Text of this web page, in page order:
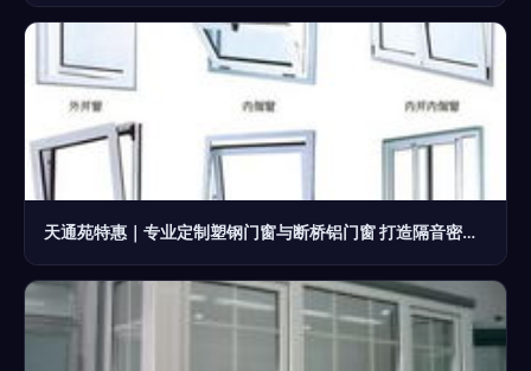
天通苑特惠｜专业定制塑钢门窗与断桥铝门窗 打造隔音密封的舒适阳台与隔断空间